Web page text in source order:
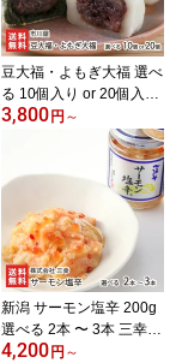
ゼント 贈り物 送料無料
お中元
豆大福・よもぎ大福 選べ
る 10個入り or 20個入り
市川屋 和菓子 新潟県産
こがねもち 北海道産小豆
つぶあん 国産青豆 笹川
流れの塩 村上市岩船産ヨ
モギ だいふく スイーツ
新潟県 生産者直送 お取
り寄せ ギフト プレゼン
ト 贈り物
3,800 円 ～
新潟 サーモン塩辛 200g
選べる 2本 〜 3本 三幸
シューイチで紹介 鮭 い
4,200 円 ～